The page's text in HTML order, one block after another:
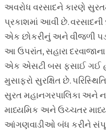
અવરોધ વરસાદને કારણે
પ્રકાશમાં આવી છે.
એક છોકરીનું અને વીજળી
આ ઉપરાંત, સહારા
એક એસટી બસ ફસાઈ ગઈ
મુસાફરો સુરક્ષિત છે.
સુરત મહાનગરપાલિકા અને
માધ્યમિક અને ઉચ્ચતર
આંગણવાડીઓ બંધ કરીને